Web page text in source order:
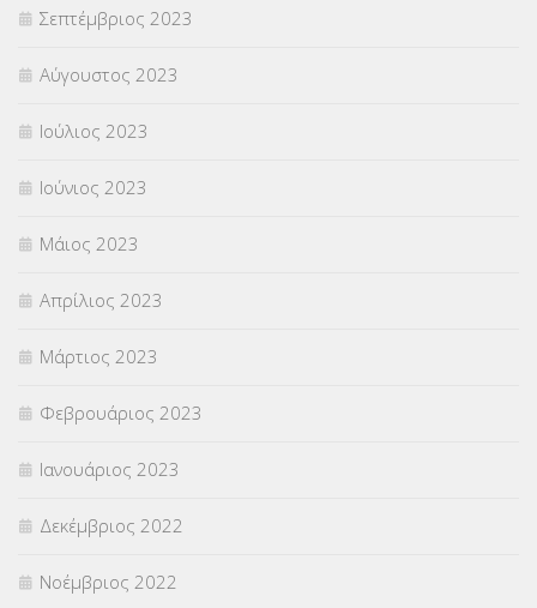
Σεπτέμβριος 2023
Αύγουστος 2023
Ιούλιος 2023
Ιούνιος 2023
Μάιος 2023
Απρίλιος 2023
Μάρτιος 2023
Φεβρουάριος 2023
Ιανουάριος 2023
Δεκέμβριος 2022
Νοέμβριος 2022